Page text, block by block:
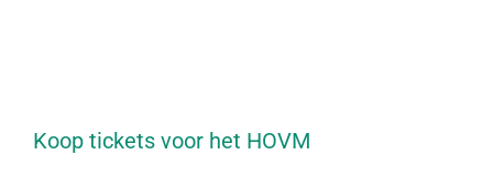
Koop tickets voor het HOVM